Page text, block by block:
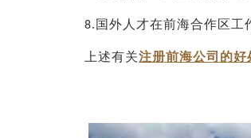
8. 国外人才在前海合作区工
上述有关注册前海公司的好